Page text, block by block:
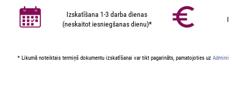
Izskatīšana 1-3 darba dienas
(neskaitot iesniegšanas dienu)*
* Likumā noteiktais termiņš dokumentu izskatīšanai var tikt pagarināts, pamatojoties uz